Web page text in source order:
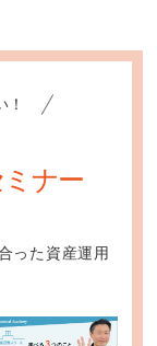
ナー
った資産運用